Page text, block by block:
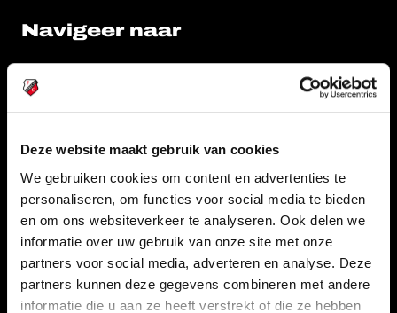
Deze website maakt gebruik van cookies
We gebruiken cookies om content en advertenties te
personaliseren, om functies voor social media te bieden
en om ons websiteverkeer te analyseren. Ook delen we
informatie over uw gebruik van onze site met onze
partners voor social media, adverteren en analyse. Deze
partners kunnen deze gegevens combineren met andere
informatie die u aan ze heeft verstrekt of die ze hebben
Navigeer naar
SUPPORTERS
Informatie
VEELGESTELDE VRAGEN